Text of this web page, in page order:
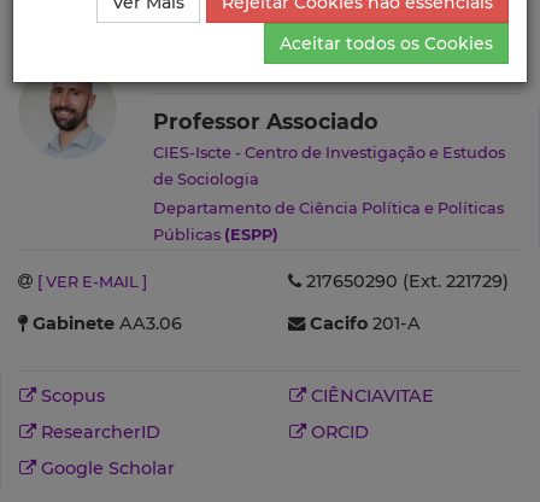
Currículo
Pablo Álvarez-Pérez
Professor Associado
CIES-Iscte - Centro de Investigação e Estudos
de Sociologia
Departamento de Ciência Política e Políticas
Públicas (ESPP)
[ VER E-MAIL ]
217650290 (Ext. 221729)
Gabinete AA3.06 Cacifo 201-A
Scopus
CIÊNCIAVITAE
ResearcherID
ORCID
Google Scholar
Aceitar todos os Cookies